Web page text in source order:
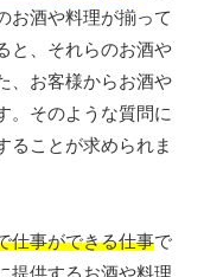
お酒や料理が揃って
と、それらのお酒や
、お客様からお酒や
。そのような質問に
ることが求められま
仕事ができる仕事で
提供するお酒や料理